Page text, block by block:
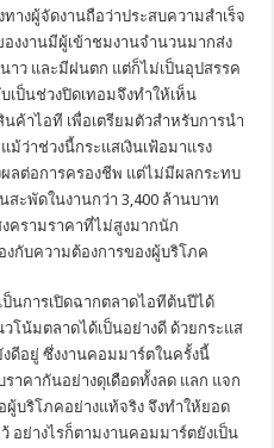
างผู้จัดงานถือว่าประสบความสำเร็จ
งงานมีผู้เข้าชมงานจำนวนมากส่ง
ว และมีฝนตก แต่ก็ไม่เป็นอุปสรรค
เป็นช่วงปิดเทอมจึงทำให้เห็น
ค้าไอที เพื่อเตรียมตัวสำหรับการนำ
ม้ว่าช่วงนี้กระแสเงินเฟ้อมาแรง
ลต่อการครองชีพ แต่ไม่มีผลกระทบ
ะพัดในงานกว่า 3,400 ล้านบาท
ครามราคาที่ไม่สูงมากนัก
กับความต้องการของผู้บริโภค
นการเปิดฉากตลาดไอทีต้นปีได้
โน้มตลาดได้เป็นอย่างดี ด้วยกระแส
ดีอยู่ ซึ่งงานคอมมาร์ตในครั้งนี้
าคากันอย่างดุเดือดทั้งลด แลก แจก
ผู้บริโภคอย่างแท้จริง จึงทำให้ยอด
อย่างไรก็ตามงานคอมมาร์ตยังเป็น